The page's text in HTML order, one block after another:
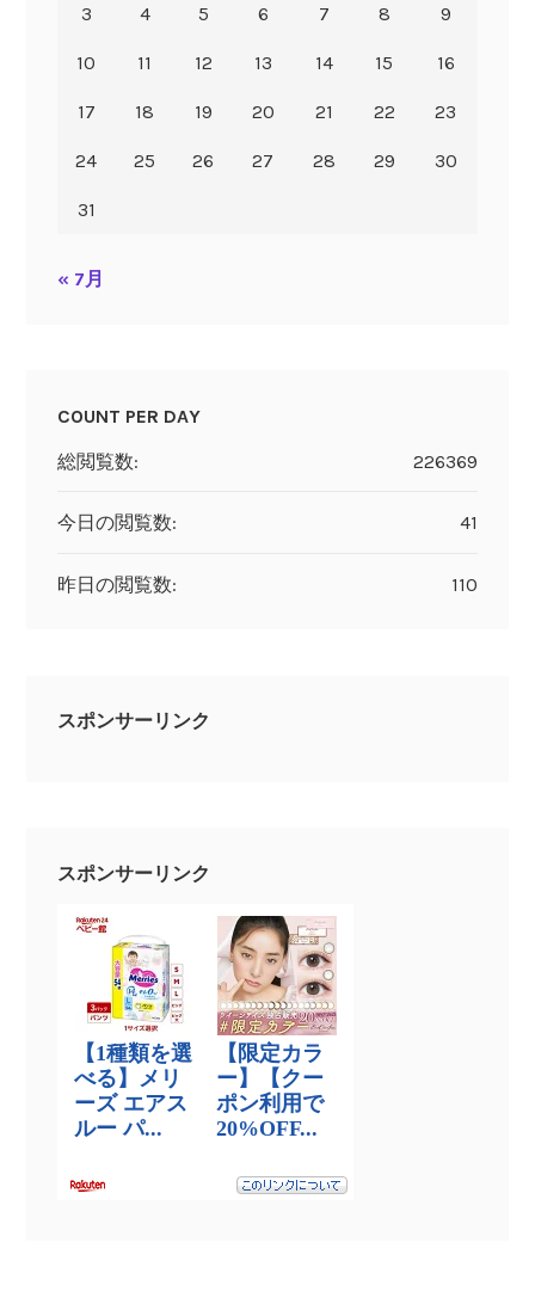
3 4 5 6 7 8 9
10 11 12 13 14 15 16
17 18 19 20 21 22 23
24 25 26 27 28 29 30
31
« 7月
COUNT PER DAY
226369
総閲覧数:
41
今日の閲覧数:
110
昨日の閲覧数:
スポンサーリンク
スポンサーリンク